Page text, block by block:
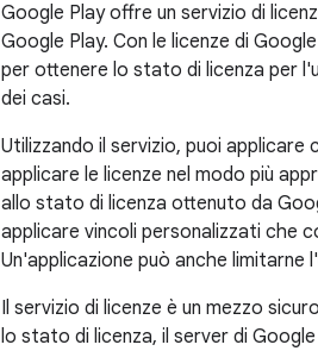
Google Play offre un servizio di
Google Play. Con le licenze di
per ottenere lo stato di licenza per
dei casi.
Utilizzando il servizio, puoi applicare
applicare le licenze nel modo più
allo stato di licenza ottenuto da
applicare vincoli personalizzati che
Un'applicazione può anche
Il servizio di licenze è un mezzo
lo stato di licenza, il server di